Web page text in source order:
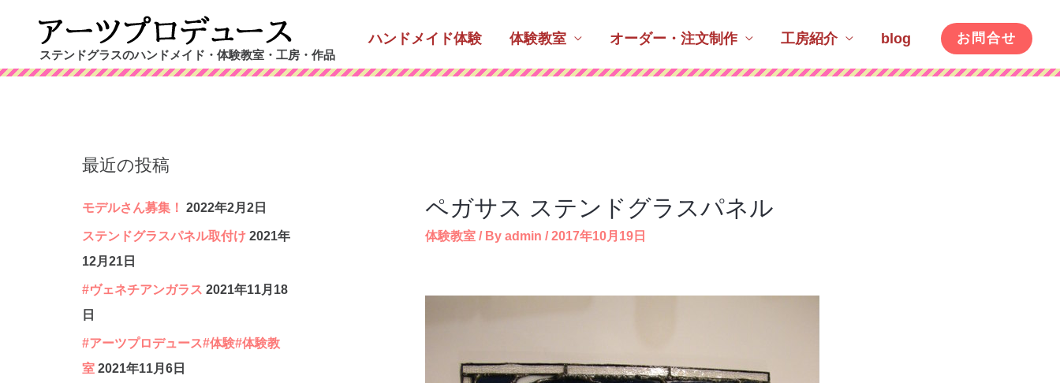
ステンドグラスのハンドメイド・体験教室・工房・作品
ハンドメイド体験 体験教室 オーダー・注文制作 工房紹介 blog お問合せ
最近の投稿
モデルさん募集！ 2022年2月2日
ステンドグラスパネル取付け 2021年
12月21日
#ヴェネチアンガラス 2021年11月18
日
#アーツプロデュース#体験#体験教
室 2021年11月6日
ペガサス ステンドグラスパネル
体験教室/ By admin /2017年10月19日